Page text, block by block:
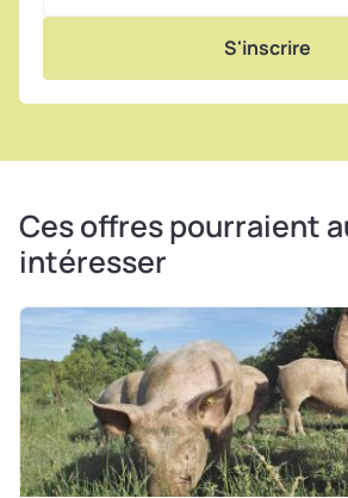
S'inscrire
Ces offres pourraient
intéresser